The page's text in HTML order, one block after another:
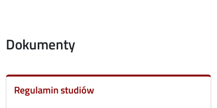
Dokumenty
Regulamin studiów